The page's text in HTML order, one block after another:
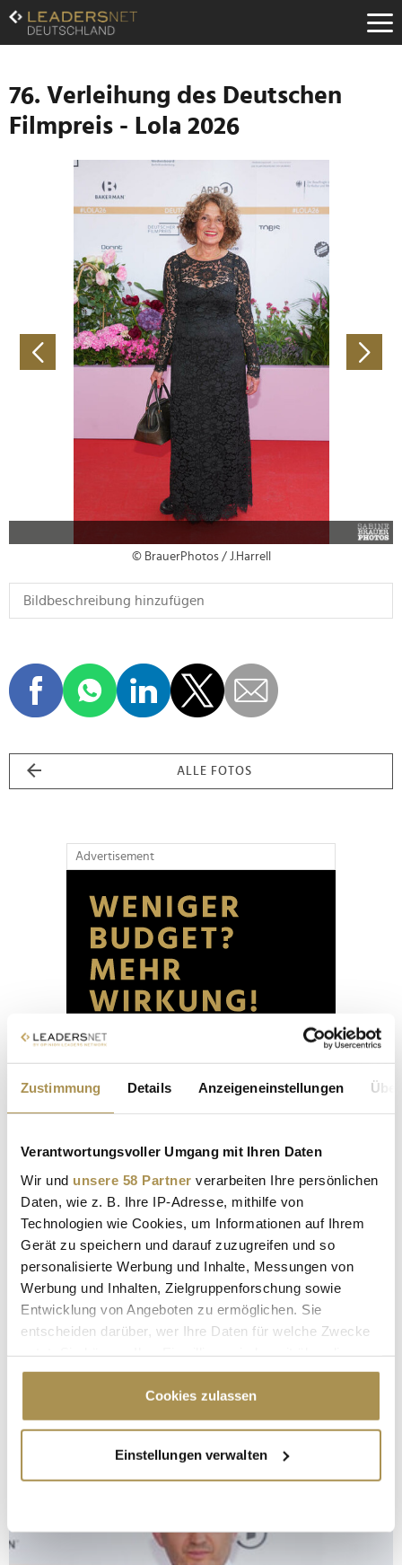
Zustimmung Details Anzeigeneinstellungen
Verantwortungsvoller Umgang mit Ihren Daten
Wir und unsere 58 Partner verarbeiten Ihre persönlichen
Daten, wie z. B. Ihre IP-Adresse, mithilfe von
Technologien wie Cookies, um Informationen auf Ihrem
Gerät zu speichern und darauf zuzugreifen und so
personalisierte Werbung und Inhalte, Messungen von
Werbung und Inhalten, Zielgruppenforschung sowie
Entwicklung von Angeboten zu ermöglichen. Sie
entscheiden darüber, wer Ihre Daten für welche Zwecke
Cookie-Erklärung oder durch Klicken auf das Privacy
Trigger Symbol ändern oder widerrufen
Informationen über Ihre geografische Lage
erfassen, welche bis auf einige Meter genau sein
bestimmten Merkmalen (Fingerprinting) identifizieren
Cookies zulassen
Einstellungen verwalten
Zum
Inhalt
Zur
Navigation
Zur
Hauptnavigation
76. Verleihung des Deutschen
Filmpreis - Lola 2026
© BrauerPhotos / J.Harrell
ALLE FOTOS
Advertisement